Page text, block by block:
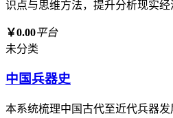
识点与思维方法，提升分析现实
￥0.00平台
未分类
中国兵器史
本系统梳理中国古代至近代兵器